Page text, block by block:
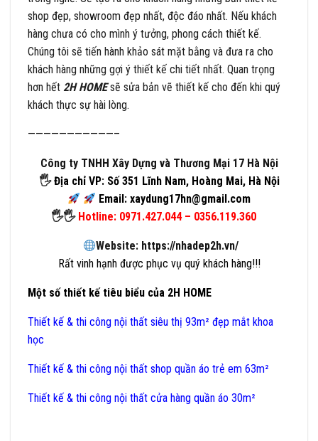
shop đẹp, showroom đẹp nhất, độc đáo nhất. Nếu khách
hàng chưa có cho mình ý tưởng, phong cách thiết kế.
Chúng tôi sẽ tiến hành khảo sát mặt bằng và đưa ra cho
khách hàng những gợi ý thiết kế chi tiết nhất. Quan trọng
hơn hết 2H HOMEsẽ sửa bản vẽ thiết kế cho đến khi quý
khách thực sự hài lòng.
———————————–
Công ty TNHH Xây Dựng và Thương Mại 17 Hà Nội
🖐Địa chỉ VP: Số 351 Lĩnh Nam, Hoàng Mai, Hà Nội
Email: xaydung17hn@gmail.com
🖐🖐 Hotline: 0971.427.044 – 0356.119.360
Website: https://nhadep2h.vn/
Rất vinh hạnh được phục vụ quý khách hàng!!!
Một số thiết kế tiêu biểu của 2H HOME
Thiết kế & thi công nội thất siêu thị 93m² đẹp mắt khoa
học
Thiết kế & thi công nội thất shop quần áo trẻ em 63m²
Thiết kế & thi công nội thất cửa hàng quần áo 30m²